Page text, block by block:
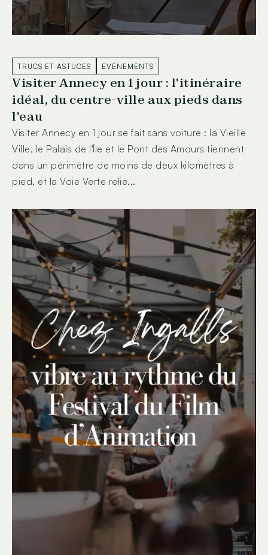
TRUCS ET ASTUCES EVÉNEMENTS
Visiter Annecy en 1 jour : l'itinéraire
idéal, du centre-ville aux pieds dans
l'eau
Visiter Annecy en 1 jour se fait sans voiture : la Vieille
Ville, le Palais de l'Île et le Pont des Amours tiennent
dans un périmètre de moins de deux kilomètres à
pied, et la Voie Verte relie...